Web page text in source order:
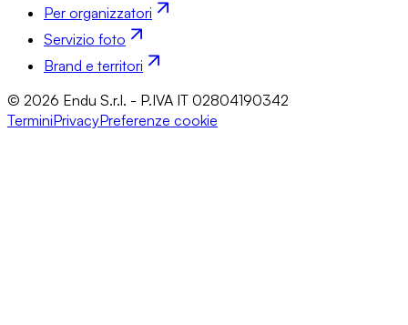
Per organizzatori
Servizio foto
Brand e territori
© 2026 Endu S.r.l. - P.IVA IT 02804190342
TerminiPrivacyPreferenze cookie